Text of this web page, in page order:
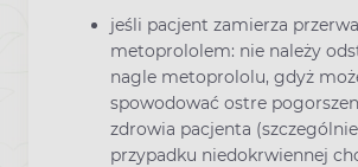
jeśli pacjent zamierza
metoprololem: nie należy
nagle metoprololu, gdyż
spowodować ostre
zdrowia pacjenta
przypadku niedokrwiennej